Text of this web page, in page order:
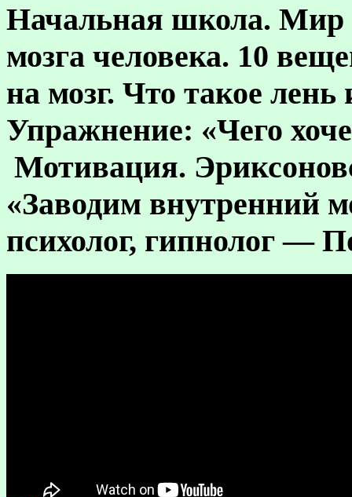
Начальная школа. Мир
мозга человека. 10
на мозг. Что такое лень
Упражнение: «Чего
Мотивация.
«Заводим внутренний
психолог, гипнолог —